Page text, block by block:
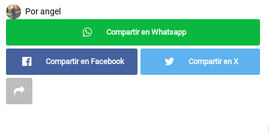
Porangel
Compartir en Whatsapp
Compartir en Facebook Compartir en X